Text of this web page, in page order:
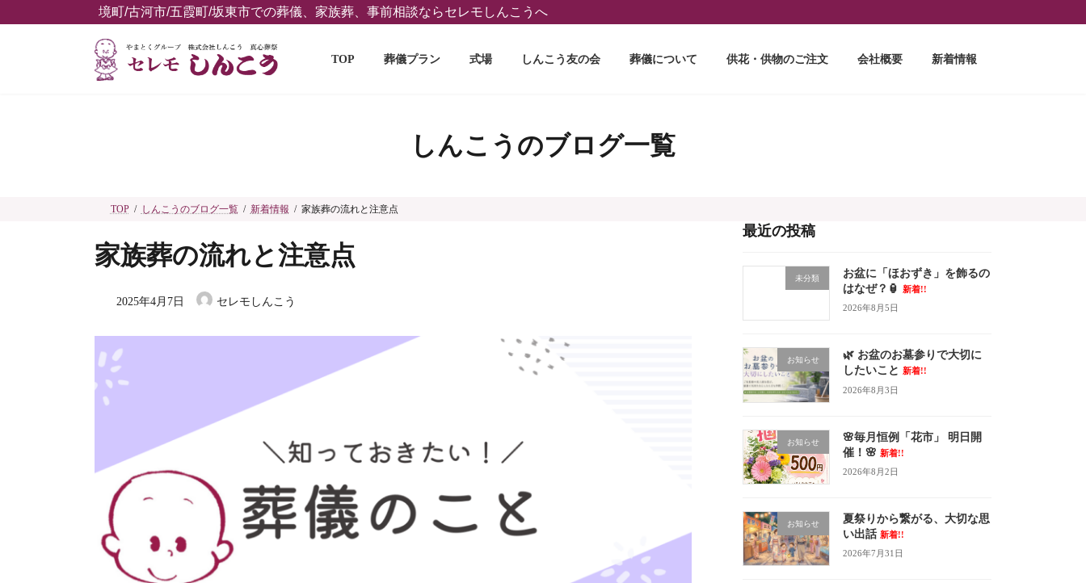
ン
ビ
境町/古河市/五霞町/坂東市での葬儀、家族葬、事前相談ならセレモしんこうへ
TOP 葬儀プラン 式場 しんこう友の会 葬儀について 供花・供物のご注文 会社概要 新着情報
しんこうのブログ一覧
TOP しんこうのブログ一覧 新着情報 家族葬の流れと注意点
家族葬の流れと注意点
2025年4月7日 セレモしんこう
最近の投稿
未分類
お盆に「ほおずき」を飾るの
はなぜ？🏮
新着!!
2026年8月5日
お知らせ
🌿 お盆のお墓参りで大切に
したいこと 新着!!
2026年8月3日
お知らせ
🌸毎月恒例「花市」 明日開
催！🌸 新着!!
2026年8月2日
お知らせ
夏祭りから繋がる、大切な思
い出話 新着!!
2026年7月31日